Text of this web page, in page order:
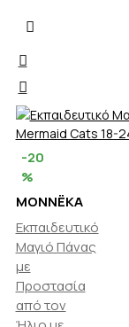
-20
%
MONNËKA
Εκπαιδευτικό
Μαγιό Πάνας
με
Προστασία
από τον